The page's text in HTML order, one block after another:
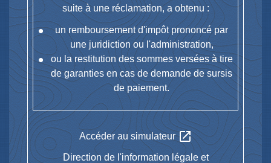
suite à une réclamation, a obtenu :
un remboursement d'impôt prononcé par
une juridiction ou l'administration,
ou la restitution des sommes versées à tire
de garanties en cas de demande de sursis
de paiement.
Accéder au simulateuropen_in_new
Direction de l'information légale et